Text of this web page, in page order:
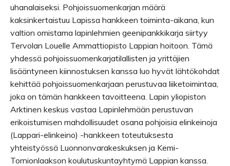
uhanalaiseksi. Pohjoissuomenkarjan määrä
kaksinkertaistuu Lapissa hankkeen toiminta-aikana, kun
valtion omistama lapinlehmien geenipankkikarja siirtyy
Tervolan Louelle Ammattiopisto Lappian hoitoon. Tämä
yhdessä pohjoissuomenkarjatilallisten ja yrittäjien
lisääntyneen kiinnostuksen kanssa luo hyvät lähtökohdat
kehittää pohjoissuomenkarjaan perustuvaa liiketoimintaa,
joka on tämän hankkeen tavoitteena. Lapin yliopiston
Arktinen keskus vastaa Lapinlehmään perustuvan
erikoistumisen mahdollisuudet osana pohjoisia elinkeinoja
(Lappari-elinkeino) -hankkeen toteutuksesta
yhteistyössä Luonnonvarakeskuksen ja Kemi-
Tornionlaakson koulutuskuntayhtymä Lappian kanssa.